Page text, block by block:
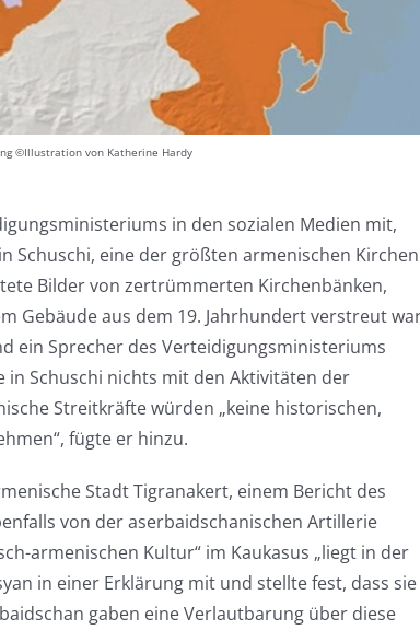
©Illustration von Katherine Hardy
in den sozialen Medien mit,
Schuschi, eine der größten armenischen Kirchen
Bilder von zertrümmerten Kirchenbänken,
Gebäude aus dem 19. Jahrhundert verstreut
ein Sprecher des Verteidigungsministeriums
in Schuschi nichts mit den Aktivitäten der
Streitkräfte würden „keine historischen,
fügte er hinzu.
Stadt Tigranakert, einem Bericht des
von der aserbaidschanischen Artillerie
armenischen Kultur“ im Kaukasus „liegt in der
in einer Erklärung mit und stellte fest, dass sie
gaben eine Verlautbarung über diese